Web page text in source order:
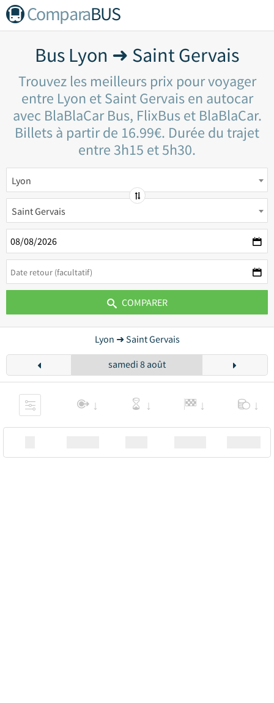
ComparaBUS
Bus Lyon ➜ Saint Gervais
Trouvez les meilleurs prix pour voyager
entre Lyon et Saint Gervais en autocar
avec BlaBlaCar Bus, FlixBus et BlaBlaCar.
Billets à partir de 16.99€. Durée du trajet
entre 3h15 et 5h30.
Lyon
Saint Gervais
COMPARER
Lyon ➜ Saint Gervais
samedi 8 août